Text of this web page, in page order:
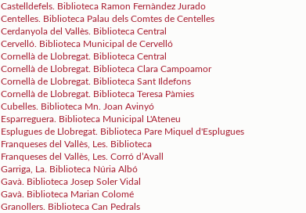
Castelldefels. Biblioteca Ramon Fernàndez Jurado
Centelles. Biblioteca Palau dels Comtes de Centelles
Cerdanyola del Vallès. Biblioteca Central
Cervelló. Biblioteca Municipal de Cervelló
Cornellà de Llobregat. Biblioteca Central
Cornellà de Llobregat. Biblioteca Clara Campoamor
Cornellà de Llobregat. Biblioteca Sant Ildefons
Cornellà de Llobregat. Biblioteca Teresa Pàmies
Cubelles. Biblioteca Mn. Joan Avinyó
Esparreguera. Biblioteca Municipal L'Ateneu
Esplugues de Llobregat. Biblioteca Pare Miquel d'Esplugues
Franqueses del Vallès, Les. Biblioteca
Franqueses del Vallès, Les. Corró d’Avall
Garriga, La. Biblioteca Núria Albó
Gavà. Biblioteca Josep Soler Vidal
Gavà. Biblioteca Marian Colomé
Granollers. Biblioteca Can Pedrals